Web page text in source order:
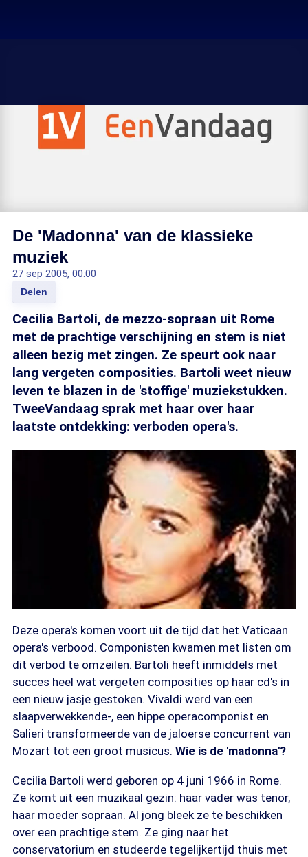
De 'Madonna' van de klassieke
muziek
27 sep 2005, 00:00
Delen
Cecilia Bartoli, de mezzo-sopraan uit Rome
met de prachtige verschijning en stem is niet
alleen bezig met zingen. Ze speurt ook naar
lang vergeten composities. Bartoli weet nieuw
leven te blazen in de 'stoffige' muziekstukken.
TweeVandaag sprak met haar over haar
laatste ontdekking: verboden opera's.
Deze opera's komen voort uit de tijd dat het Vaticaan
opera's verbood. Componisten kwamen met listen om
dit verbod te omzeilen. Bartoli heeft inmiddels met
succes heel wat vergeten composities op haar cd's in
een nieuw jasje gestoken. Vivaldi werd van een
slaapverwekkende-, een hippe operacomponist en
Salieri transformeerde van de jaloerse concurrent van
Mozart tot een groot musicus. Wie is de 'madonna'?
Cecilia Bartoli werd geboren op 4 juni 1966 in Rome.
Ze komt uit een muzikaal gezin: haar vader was tenor,
haar moeder sopraan. Al jong bleek ze te beschikken
over een prachtige stem. Ze ging naar het
conservatorium en studeerde tegelijkertijd thuis met